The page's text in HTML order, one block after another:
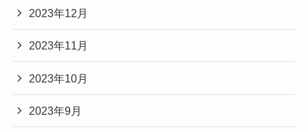
2023年12月
2023年11月
2023年10月
2023年9月